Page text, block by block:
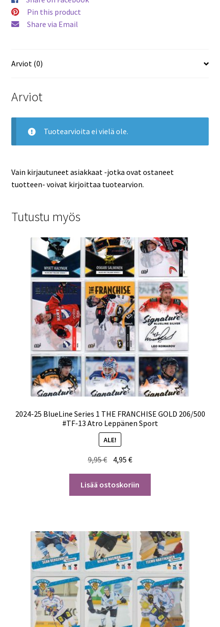
Pin this product
Share via Email
Arviot (0)
Arviot
Tuotearvioita ei vielä ole.
Vain kirjautuneet asiakkaat -jotka ovat ostaneet
tuotteen- voivat kirjoittaa tuotearvion.
Tutustu myös
2024-25 BlueLine Series 1 THE FRANCHISE GOLD 206/500
#TF-13 Atro Leppänen Sport
ALE!
9,95€ Alkuperäinen
hinta
oli:
9,95 €.
4,95€Nykyinen
hinta
on:
4,95 €.
Lisää ostoskoriin